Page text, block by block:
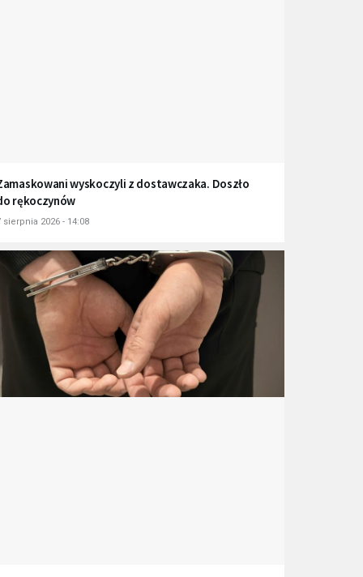
wyskoczyli z dostawczaka. Doszło
rękoczynów
sierpnia 2026 - 14:08